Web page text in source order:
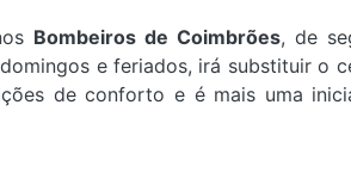
Bombeiros de Coimbrões, de
e feriados, irá substituir o
de conforto e é mais uma